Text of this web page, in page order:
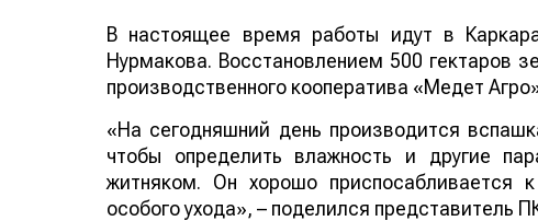
В настоящее время работы идут в
Нурмакова. Восстановлением 500 гектаров
производственного кооператива «Медет
«На сегодняшний день производится
чтобы определить влажность и другие
житняком. Он хорошо приспосабливается
особого ухода», – поделился представитель